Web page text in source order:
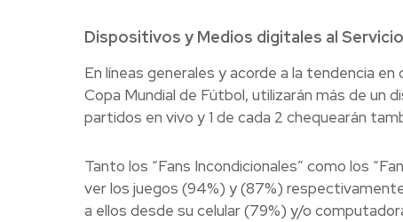
Dispositivos y Medios digitales al
En líneas generales y acorde a la tendencia
Copa Mundial de Fútbol, utilizarán más de un
partidos en vivo y 1 de cada 2 chequearán
Tanto los “Fans Incondicionales” como los
ver los juegos (94%) y (87%)
a ellos desde su celular (79%) y/o